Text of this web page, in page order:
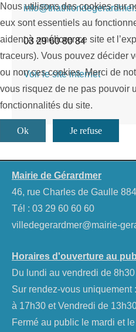
03 29 60 80 84
Voir le site internet
Mairie de Gérardmer
46, rue Charles de Gaulle
Tél : 03 29 60 60 60
villedegerardmer@mairie-
Horaires d'ouverture au
Du lundi au vendredi de
Sur rendez-vous
à 17h30 et Vendredi de
Fermé au public le mardi et
Nous utilisons des cookies sur
eux sont essentiels au
aident à améliorer ce site et
traceurs). Vous pouvez décider
ou non ces cookies. Merci de
vous risquez de ne pas pouvoir
fonctionnalités du site.
Ok Je refuse